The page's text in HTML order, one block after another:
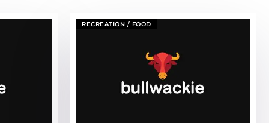
RECREATION / FOOD